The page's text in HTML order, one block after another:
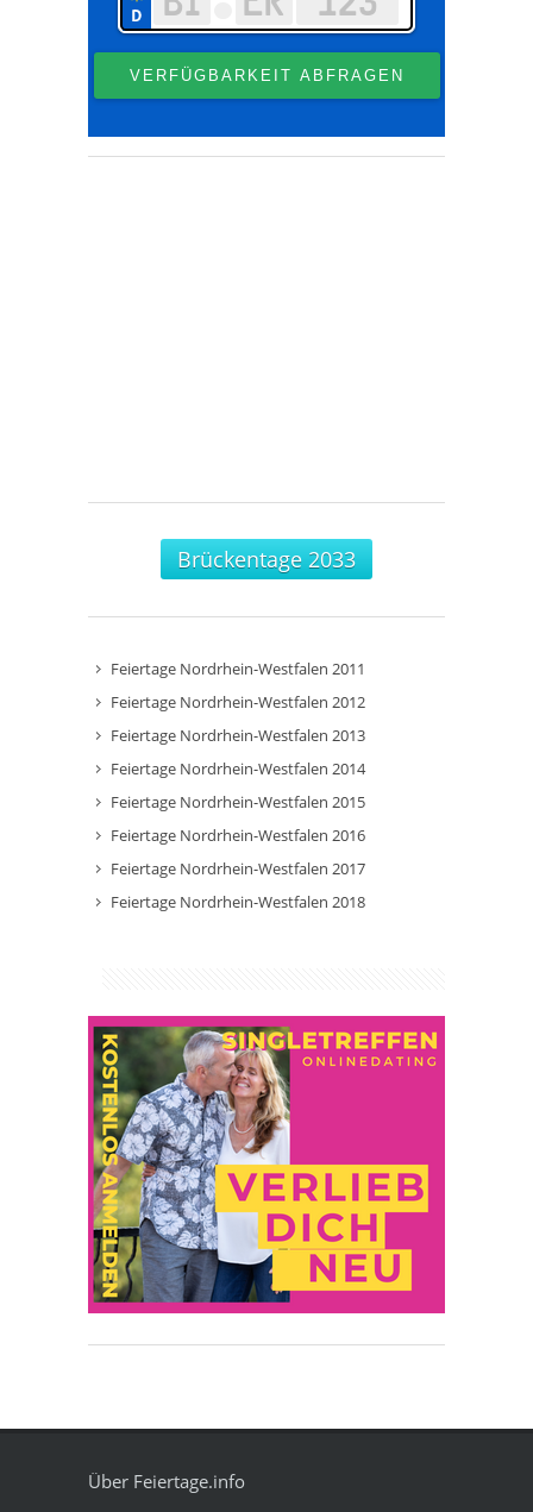
Brückentage 2033
Feiertage Nordrhein-Westfalen 2011
Feiertage Nordrhein-Westfalen 2012
Feiertage Nordrhein-Westfalen 2013
Feiertage Nordrhein-Westfalen 2014
Feiertage Nordrhein-Westfalen 2015
Feiertage Nordrhein-Westfalen 2016
Feiertage Nordrhein-Westfalen 2017
Feiertage Nordrhein-Westfalen 2018
Über Feiertage.info